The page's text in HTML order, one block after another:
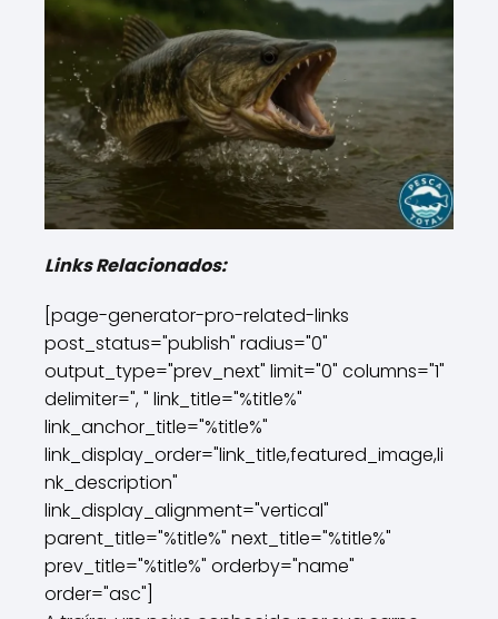
Links Relacionados:
[page-generator-pro-related-links
post_status="publish" radius="0"
output_type="prev_next" limit="0" columns="1"
delimiter=", " link_title="%title%"
link_anchor_title="%title%"
link_display_order="link_title,featured_image,li
nk_description"
link_display_alignment="vertical"
parent_title="%title%" next_title="%title%"
prev_title="%title%" orderby="name"
order="asc"]